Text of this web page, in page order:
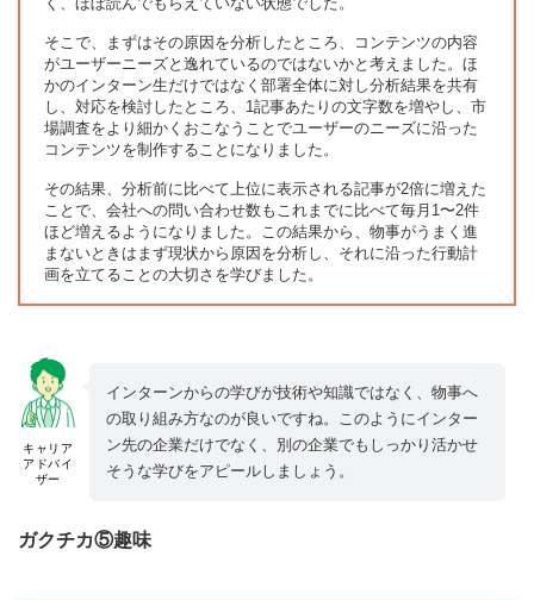
そこで、まずはその原因を分析したところ、コンテンツの内容
がユーザーニーズと逸れているのではないかと考えました。ほ
かのインターン生だけではなく部署全体に対し分析結果を共有
し、対応を検討したところ、1記事あたりの文字数を増やし、市
場調査をより細かくおこなうことでユーザーのニーズに沿った
コンテンツを制作することになりました。
その結果、分析前に比べて上位に表示される記事が2倍に増えた
ことで、会社への問い合わせ数もこれまでに比べて毎月1〜2件
ほど増えるようになりました。この結果から、物事がうまく進
まないときはまず現状から原因を分析し、それに沿った行動計
画を立てることの大切さを学びました。
キャリア
アドバイ
ザー
インターンからの学びが技術や知識ではなく、物事へ
の取り組み方なのが良いですね。このようにインター
ン先の企業だけでなく、別の企業でもしっかり活かせ
そうな学びをアピールしましょう。
ガクチカ⑤趣味